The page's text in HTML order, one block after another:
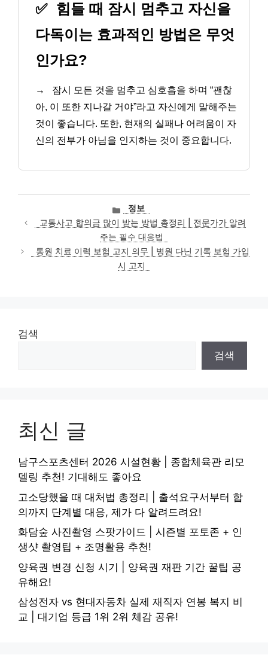
✅ 힘들 때 잠시 멈추고 자신을
다독이는 효과적인 방법은 무엇
인가요?
→
잠시 모든 것을 멈추고 심호흡을 하며 “괜찮
아, 이 또한 지나갈 거야”라고 자신에게 말해주는
것이 좋습니다. 또한, 현재의 실패나 어려움이 자
신의 전부가 아님을 인지하는 것이 중요합니다.
카
테
고
리
정보
교통사고 합의금 많이 받는 방법 총정리 | 전문가가 알려
주는 필수 대응법
통원 치료 이력 보험 고지 의무 | 병원 다닌 기록 보험 가입
시 고지
검색
검색
최신 글
남구스포츠센터 2026 시설현황 | 종합체육관 리모
델링 추천! 기대해도 좋아요
고소당했을 때 대처법 총정리 | 출석요구서부터 합
의까지 단계별 대응, 제가 다 알려드려요!
화담숲 사진촬영 스팟가이드 | 시즌별 포토존 + 인
생샷 촬영팁 + 조명활용 추천!
양육권 변경 신청 시기 | 양육권 재판 기간 꿀팁 공
유해요!
삼성전자 vs 현대자동차 실제 재직자 연봉 복지 비
교 | 대기업 등급 1위 2위 체감 공유!